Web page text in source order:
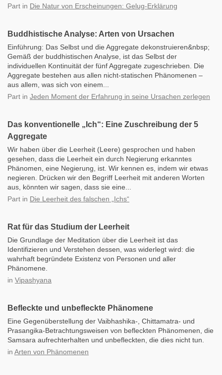
Part in Die Natur von Erscheinungen: Gelug-Erklärung
Buddhistische Analyse: Arten von Ursachen
Einführung: Das Selbst und die Aggregate dekonstruieren&nbsp;
Gemäß der buddhistischen Analyse, ist das Selbst der
individuellen Kontinuität der fünf Aggregate zugeschrieben. Die
Aggregate bestehen aus allen nicht-statischen Phänomenen –
aus allem, was sich von einem...
Part in Jeden Moment der Erfahrung in seine Ursachen zerlegen
Das konventionelle „Ich“: Eine Zuschreibung der 5
Aggregate
Wir haben über die Leerheit (Leere) gesprochen und haben
gesehen, dass die Leerheit ein durch Negierung erkanntes
Phänomen, eine Negierung, ist. Wir kennen es, indem wir etwas
negieren. Drücken wir den Begriff Leerheit mit anderen Worten
aus, könnten wir sagen, dass sie eine...
Part in Die Leerheit des falschen „Ichs“
Rat für das Studium der Leerheit
Die Grundlage der Meditation über die Leerheit ist das
Identifizieren und Verstehen dessen, was widerlegt wird: die
wahrhaft begründete Existenz von Personen und aller
Phänomene.
in Vipashyana
Befleckte und unbefleckte Phänomene
Eine Gegenüberstellung der Vaibhashika-, Chittamatra- und
Prasangika-Betrachtungsweisen von befleckten Phänomenen, die
Samsara aufrechterhalten und unbefleckten, die dies nicht tun.
in Arten von Phänomenen